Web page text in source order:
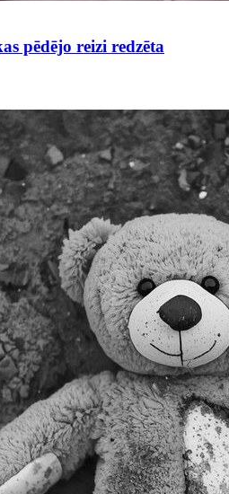
pēdējo reizi redzēta